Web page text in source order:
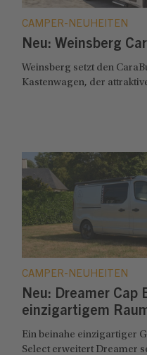
CAMPER-NEUHEITEN
Neu: Weinsberg
Weinsberg setzt den
Kastenwagen, der
CAMPER-NEUHEITEN
Neu: Dreamer Cap
einzigartigem
Ein beinahe einzigartiger
Select erweitert Dreamer